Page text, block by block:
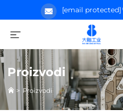
[email protected]
Proizvodi
> Proizvodi